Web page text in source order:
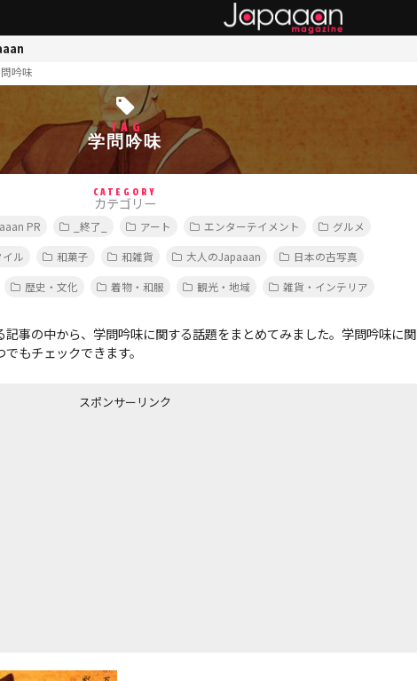
吟味
TAG
学問吟味
CATEGORY
カテゴリー
PR _終了_ アート エンターテイメント
グルメ
ル 和菓子 和雑貨 大人のJapaaan
日本の古写真
歴史・文化 着物・和服 観光・地域 雑貨・インテリア
記事の中から、学問吟味に関する話題をまとめてみました。学問吟味に関
もチェックできます。
スポンサーリンク